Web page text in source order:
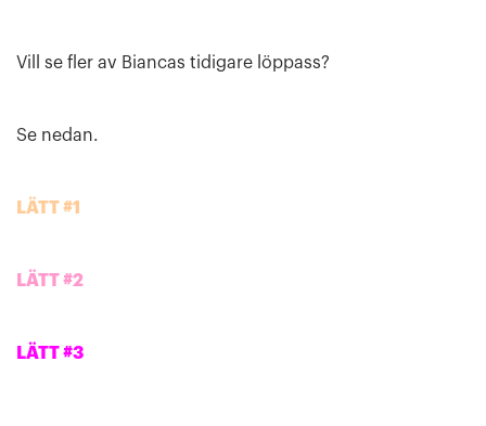
Vill se fler av Biancas tidigare löppass?
Se nedan.
LÄTT #1
LÄTT #2
LÄTT #3